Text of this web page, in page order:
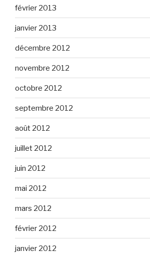
février 2013
janvier 2013
décembre 2012
novembre 2012
octobre 2012
septembre 2012
août 2012
juillet 2012
juin 2012
mai 2012
mars 2012
février 2012
janvier 2012